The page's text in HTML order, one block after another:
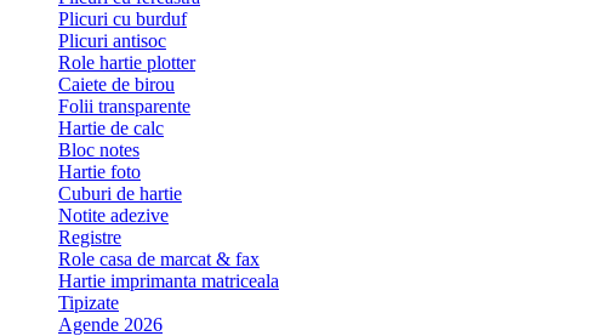
Plicuri cu burduf
Plicuri antisoc
Role hartie plotter
Caiete de birou
Folii transparente
Hartie de calc
Bloc notes
Hartie foto
Cuburi de hartie
Notite adezive
Registre
Role casa de marcat & fax
Hartie imprimanta matriceala
Tipizate
Agende 2026